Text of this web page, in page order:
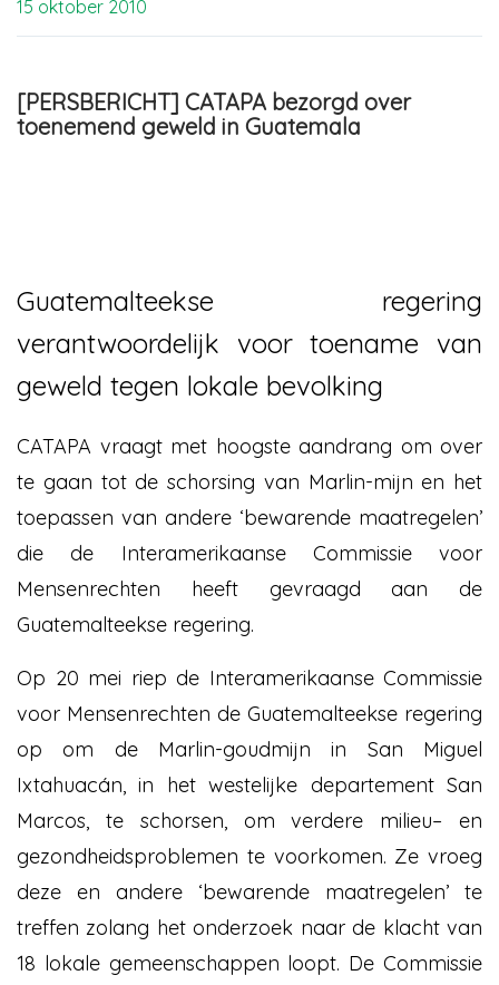
15 oktober 2010
[PERSBERICHT] CATAPA bezorgd over
toenemend geweld in Guatemala
Guatemalteekse regering
verantwoordelijk voor toename van
geweld tegen lokale bevolking
CATAPA vraagt met hoogste aandrang om over
te gaan tot de schorsing van Marlin-mijn en het
toepassen van andere ‘bewarende maatregelen’
die de Interamerikaanse Commissie voor
Mensenrechten heeft gevraagd aan de
Guatemalteekse regering.
Op 20 mei riep de Interamerikaanse Commissie
voor Mensenrechten de Guatemalteekse regering
op om de Marlin-goudmijn in San Miguel
Ixtahuacán, in het westelijke departement San
Marcos, te schorsen, om verdere milieu– en
gezondheidsproblemen te voorkomen. Ze vroeg
deze en andere ‘bewarende maatregelen’ te
treffen zolang het onderzoek naar de klacht van
18 lokale gemeenschappen loopt. De Commissie